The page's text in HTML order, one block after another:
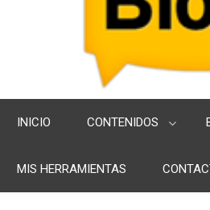
INICIO CONTENIDOS
MIS HERRAMIENTAS